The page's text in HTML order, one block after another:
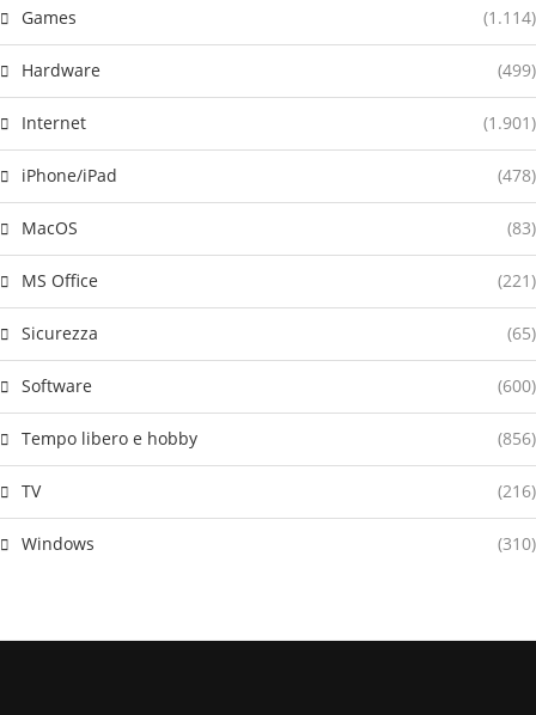
Games (1.114)
Hardware (499)
Internet (1.901)
iPhone/iPad (478)
MacOS (83)
MS Office (221)
Sicurezza (65)
Software (600)
Tempo libero e hobby (856)
TV (216)
Windows (310)